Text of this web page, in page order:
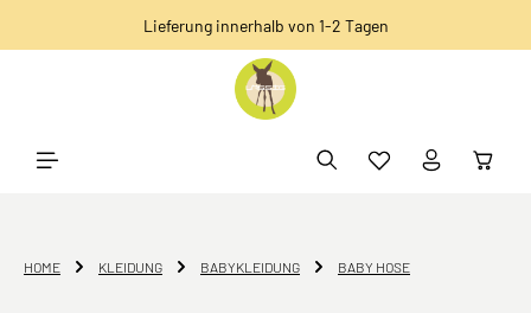
Lieferung innerhalb von 1-2 Tagen
HOME KLEIDUNG BABYKLEIDUNG BABY HOSE